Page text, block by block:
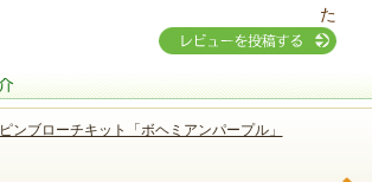
た
ピンブローチキット「ボヘミアンパープル」